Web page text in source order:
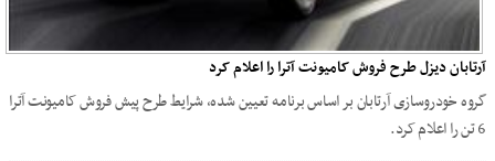
آرتابان دیزل طرح فروش کامیونت آترا را اعلام کرد
گروه خودروسازی آرتابان بر اساس برنامه تعیین شده، شرایط طرح پیش فروش کامیونت آترا
6 تن را اعلام کرد.